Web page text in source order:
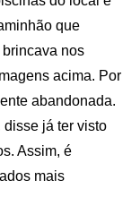
que
nos
acima. Por
abandonada.
já ter visto
Assim, é
mais